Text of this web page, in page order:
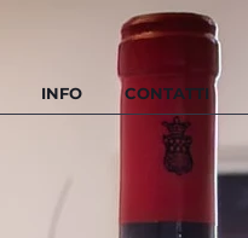
INFO CONTATTI